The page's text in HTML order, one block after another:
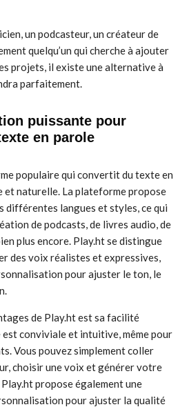
un podcasteur, un créateur de
quelqu’un qui cherche à ajouter
projets, il existe une alternative à
parfaitement.
puissante pour
en parole
populaire qui convertit du texte en
et naturelle. La plateforme propose
différentes langues et styles, ce qui
de podcasts, de livres audio, de
plus encore. Play.ht se distingue
des voix réalistes et expressives,
pour ajuster le ton, le
de Play.ht est sa facilité
est conviviale et intuitive, même pour
Vous pouvez simplement coller
choisir une voix et générer votre
propose également une
pour ajuster la qualité